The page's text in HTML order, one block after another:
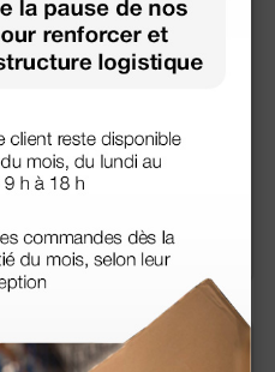
Varta 2016
1,44 €
(Prix TTC)